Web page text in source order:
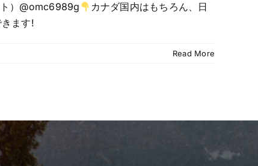
）@omc6989g
カナダ国内はもちろん、日
できます!
Read More